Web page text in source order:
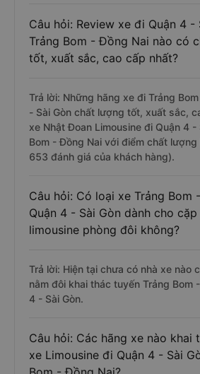
Câu hỏi: Review xe đi Quận 4 -
Trảng Bom - Đồng Nai nào có
tốt, xuất sắc, cao cấp nhất?
Trả lời: Những hãng xe đi Trảng
- Sài Gòn chất lượng tốt, xuất sắc,
xe Nhật Đoan Limousine đi Quận 4 -
Bom - Đồng Nai với điểm chất
653 đánh giá của khách hàng).
Câu hỏi: Có loại xe Trảng Bom
Quận 4 - Sài Gòn dành cho
limousine phòng đôi không?
Trả lời: Hiện tại chưa có nhà xe nào
nằm đôi khai thác tuyến Trảng Bom
4 - Sài Gòn.
Câu hỏi: Các hãng xe nào khai
xe Limousine đi Quận 4 - Sài